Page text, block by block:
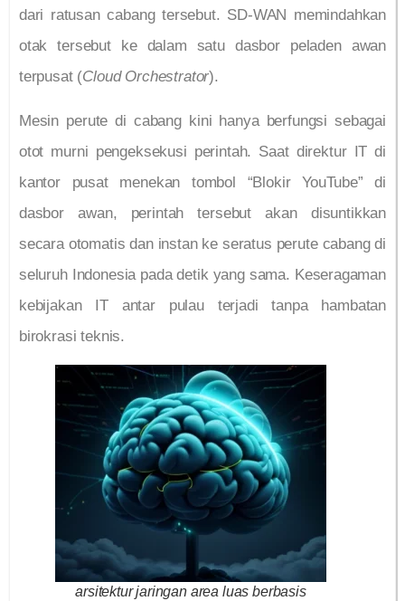
dari ratusan cabang tersebut. SD-WAN memindahkan
otak tersebut ke dalam satu dasbor peladen awan
terpusat (Cloud Orchestrator).
Mesin perute di cabang kini hanya berfungsi sebagai
otot murni pengeksekusi perintah. Saat direktur IT di
kantor pusat menekan tombol “Blokir YouTube” di
dasbor awan, perintah tersebut akan disuntikkan
secara otomatis dan instan ke seratus perute cabang di
seluruh Indonesia pada detik yang sama. Keseragaman
kebijakan IT antar pulau terjadi tanpa hambatan
birokrasi teknis.
arsitektur jaringan area luas berbasis